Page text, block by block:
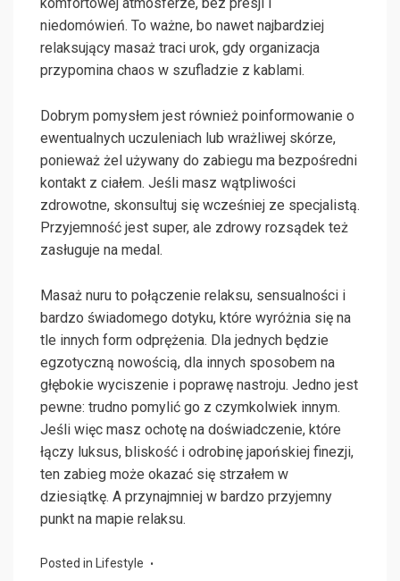
niedomówień. To ważne, bo nawet najbardziej
relaksujący masaż traci urok, gdy organizacja
przypomina chaos w szufladzie z kablami.
Dobrym pomysłem jest również poinformowanie o
ewentualnych uczuleniach lub wrażliwej skórze,
ponieważ żel używany do zabiegu ma bezpośredni
kontakt z ciałem. Jeśli masz wątpliwości
zdrowotne, skonsultuj się wcześniej ze specjalistą.
Przyjemność jest super, ale zdrowy rozsądek też
zasługuje na medal.
Masaż nuru to połączenie relaksu, sensualności i
bardzo świadomego dotyku, które wyróżnia się na
tle innych form odprężenia. Dla jednych będzie
egzotyczną nowością, dla innych sposobem na
głębokie wyciszenie i poprawę nastroju. Jedno jest
pewne: trudno pomylić go z czymkolwiek innym.
Jeśli więc masz ochotę na doświadczenie, które
łączy luksus, bliskość i odrobinę japońskiej finezji,
ten zabieg może okazać się strzałem w
dziesiątkę. A przynajmniej w bardzo przyjemny
punkt na mapie relaksu.
Posted in Lifestyle